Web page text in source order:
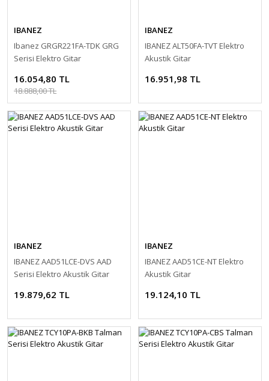
IBANEZ
Ibanez GRGR221FA-TDK GRG
Serisi Elektro Gitar
16.054,80 TL
18.888,00 TL
IBANEZ
IBANEZ ALT50FA-TVT Elektro
Akustik Gitar
16.951,98 TL
IBANEZ
IBANEZ AAD51LCE-DVS AAD
Serisi Elektro Akustik Gitar
19.879,62 TL
IBANEZ
IBANEZ AAD51CE-NT Elektro
Akustik Gitar
19.124,10 TL